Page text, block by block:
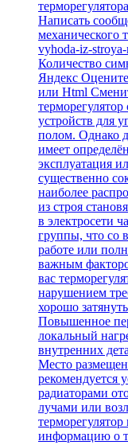
Написать
механического
vyhoda-iz-
Количество
Яндекс
или Html
устройств для
полом. Однако
имеет
эксплуатация
существенно
наиболее
из строя
в электросети
группы, что со
работе или
важным
вас
нарушением
хорошо
Повышенное
локальный
внутренних
Место
рекомендуется
радиаторами
лучами или
информацию о